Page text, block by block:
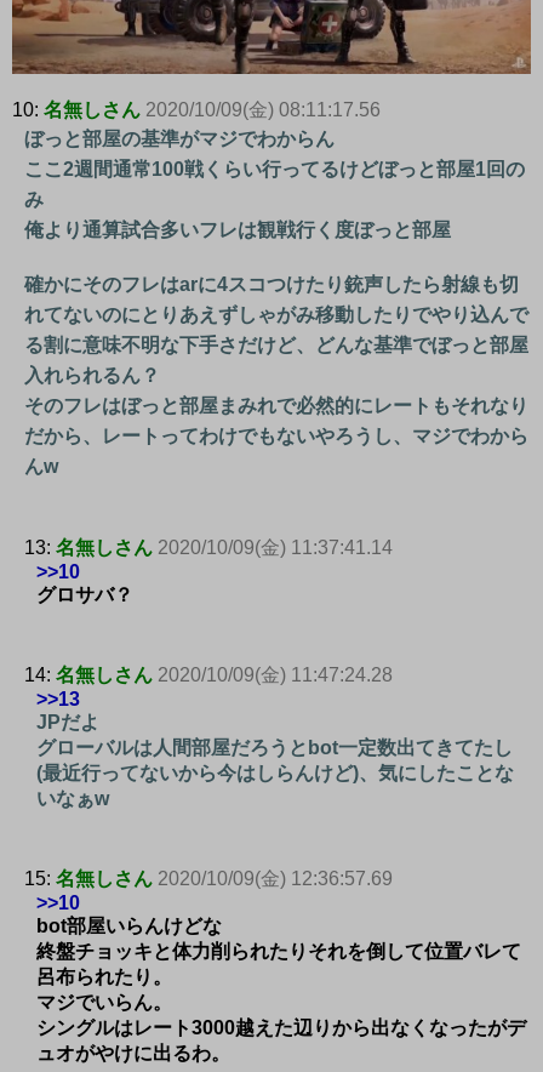
10: 名無しさん 2020/10/09(金) 08:11:17.56
ぼっと部屋の基準がマジでわからん
ここ2週間通常100戦くらい行ってるけどぼっと部屋1回の
み
俺より通算試合多いフレは観戦行く度ぼっと部屋
確かにそのフレはarに4スコつけたり銃声したら射線も切
れてないのにとりあえずしゃがみ移動したりでやり込んで
る割に意味不明な下手さだけど、どんな基準でぼっと部屋
入れられるん？
そのフレはぼっと部屋まみれで必然的にレートもそれなり
だから、レートってわけでもないやろうし、マジでわから
んw
13: 名無しさん 2020/10/09(金) 11:37:41.14
>>10
グロサバ？
14: 名無しさん 2020/10/09(金) 11:47:24.28
>>13
JPだよ
グローバルは人間部屋だろうとbot一定数出てきてたし
(最近行ってないから今はしらんけど)、気にしたことな
いなぁw
15: 名無しさん 2020/10/09(金) 12:36:57.69
>>10
bot部屋いらんけどな
終盤チョッキと体力削られたりそれを倒して位置バレて
呂布られたり。
マジでいらん。
シングルはレート3000越えた辺りから出なくなったがデ
ュオがやけに出るわ。